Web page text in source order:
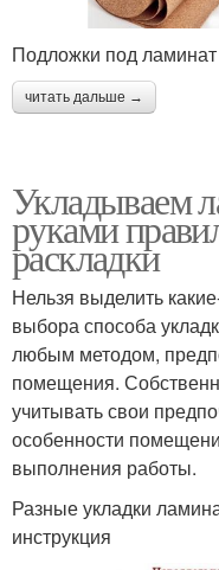
Подложки под ламинат
читать дальше →
Укладываем
руками
раскладки
Нельзя выделить
выбора способа
любым методом,
помещения.
учитывать свои
особенности
выполнения работы.
Разные укладки
инструкция